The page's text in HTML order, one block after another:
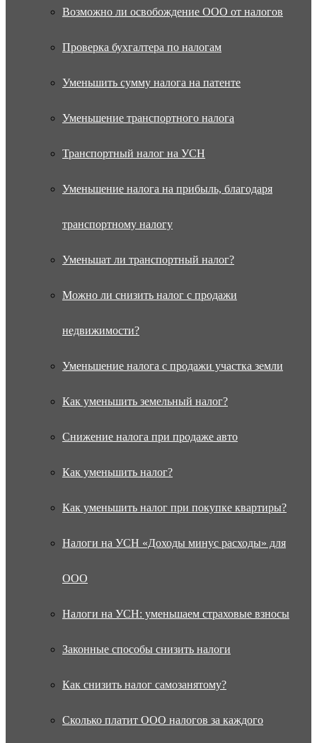
Возможно ли освобождение ООО от налогов
Проверка бухгалтера по налогам
Уменьшить сумму налога на патенте
Уменьшение транспортного налога
Транспортный налог на УСН
Уменьшение налога на прибыль, благодаря
транспортному налогу
Уменьшат ли транспортный налог?
Можно ли снизить налог с продажи
недвижимости?
Уменьшение налога с продажи участка земли
Как уменьшить земельный налог?
Снижение налога при продаже авто
Как уменьшить налог?
Как уменьшить налог при покупке квартиры?
Налоги на УСН «Доходы минус расходы» для
ООО
Налоги на УСН: уменьшаем страховые взносы
Законные способы снизить налоги
Как снизить налог самозанятому?
Сколько платит ООО налогов за каждого